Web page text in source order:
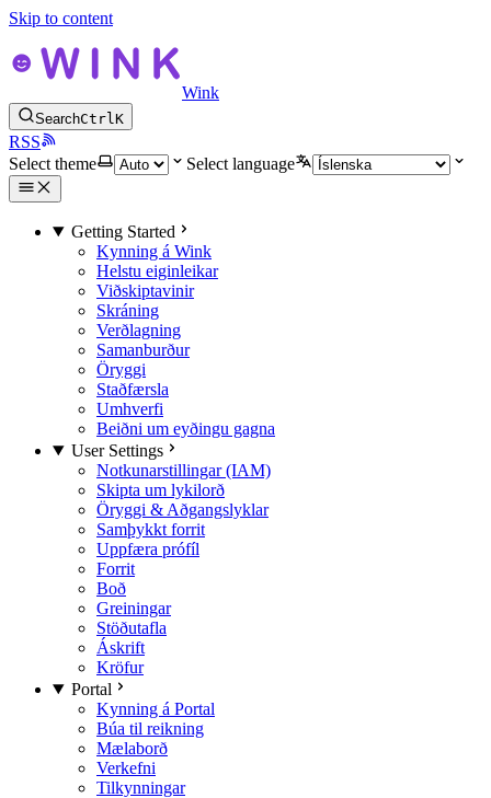
Skip to content
Wink
SearchCtrlK
RSS
Select theme
Select language
Getting Started
Kynning á Wink
Helstu eiginleikar
Viðskiptavinir
Skráning
Verðlagning
Samanburður
Öryggi
Staðfærsla
Umhverfi
Beiðni um eyðingu gagna
User Settings
Notkunarstillingar (IAM)
Skipta um lykilorð
Öryggi & Aðgangslyklar
Samþykkt forrit
Uppfæra prófíl
Forrit
Boð
Greiningar
Stöðutafla
Áskrift
Kröfur
Portal
Kynning á Portal
Búa til reikning
Mælaborð
Verkefni
Tilkynningar